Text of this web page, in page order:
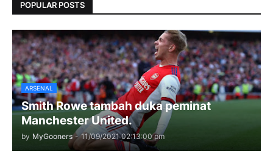
POPULAR POSTS
ARSENAL
Smith Rowe tambah duka peminat
Manchester United.
by MyGooners - 11/09/2021 02:13:00 pm